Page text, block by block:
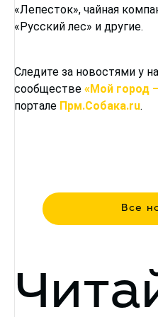
«Лепесток», чайная
«Русский лес» и другие.
Следите за новостями у
сообществе «Мой город
портале Прм.Собака.ru.
Все